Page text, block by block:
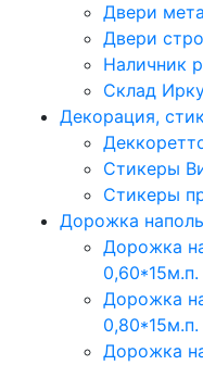
Двери
Двери
Наличник
Склад
Декорация,
Стикеры
Стикеры
Дорожка
Дорожка
0,60*15м.п.
Дорожка
0,80*15м.п.
Дорожка